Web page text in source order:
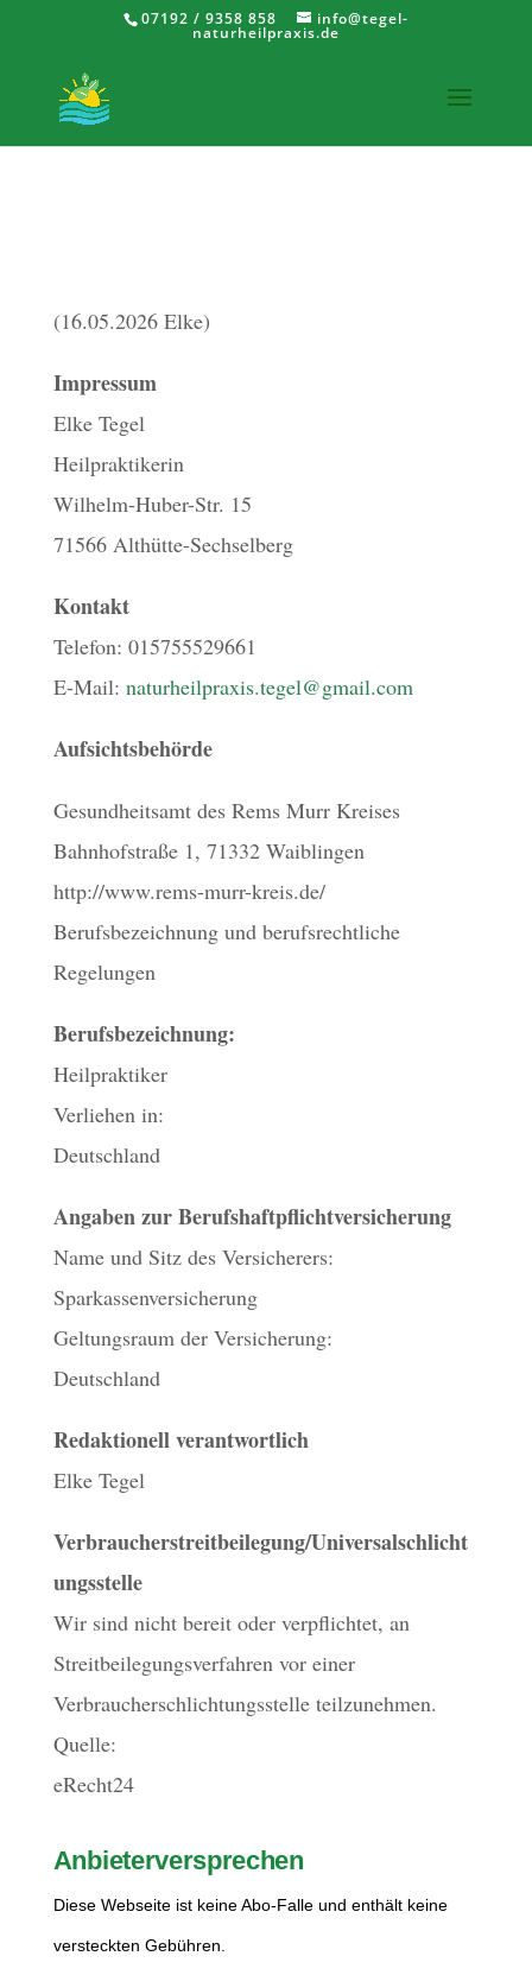
07192 / 9358 858 info@tegel-
naturheilpraxis.de
(16.05.2026 Elke)
Impressum
Elke Tegel
Heilpraktikerin
Wilhelm-Huber-Str. 15
71566 Althütte-Sechselberg
Kontakt
Telefon: 015755529661
E-Mail: naturheilpraxis.tegel@gmail.com
Aufsichtsbehörde
Gesundheitsamt des Rems Murr Kreises
Bahnhofstraße 1, 71332 Waiblingen
http://www.rems-murr-kreis.de/
Berufsbezeichnung und berufsrechtliche
Regelungen
Berufsbezeichnung:
Heilpraktiker
Verliehen in:
Deutschland
Angaben zur Berufshaftpflichtversicherung
Name und Sitz des Versicherers:
Sparkassenversicherung
Geltungsraum der Versicherung:
Deutschland
Redaktionell verantwortlich
Elke Tegel
Verbraucherstreitbeilegung/Universalschlicht
ungsstelle
Wir sind nicht bereit oder verpflichtet, an
Streitbeilegungsverfahren vor einer
Verbraucherschlichtungsstelle teilzunehmen.
Quelle:
eRecht24
Anbieterversprechen
Diese Webseite ist keine Abo-Falle und enthält keine
versteckten Gebühren.